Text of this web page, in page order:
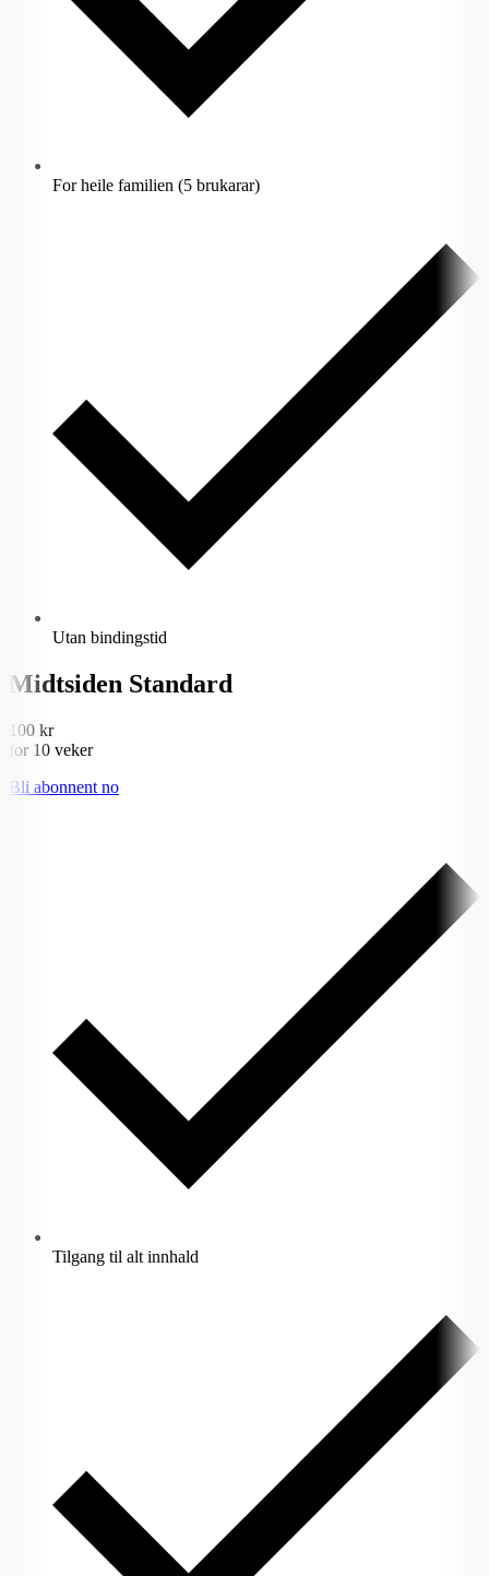
For heile familien (5 brukarar)
Utan bindingstid
Midtsiden Standard
100 kr
for 10 veker
Bli abonnent no
Tilgang til alt innhald